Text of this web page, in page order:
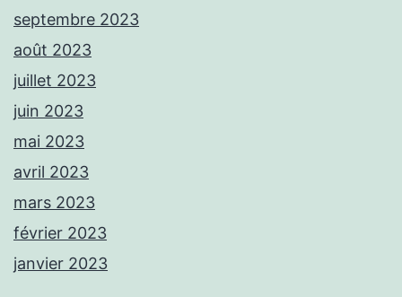
septembre 2023
août 2023
juillet 2023
juin 2023
mai 2023
avril 2023
mars 2023
février 2023
janvier 2023